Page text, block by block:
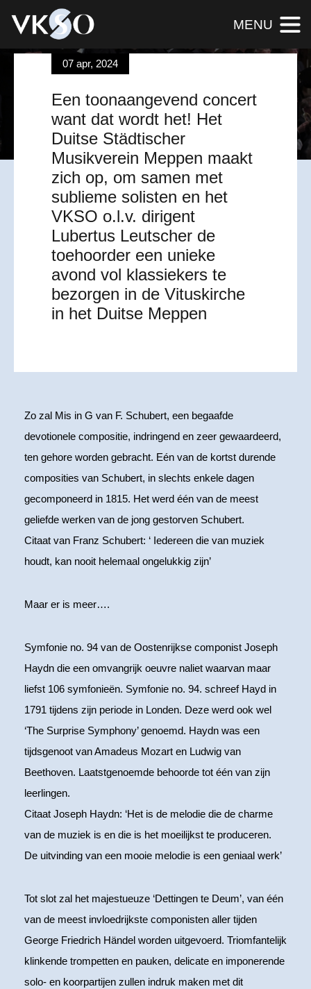
MENU
reserveer hier je ticket(s)
07 apr, 2024
Een toonaangevend concert
want dat wordt het! Het
Duitse Städtischer
Musikverein Meppen maakt
zich op, om samen met
sublieme solisten en het
VKSO o.l.v. dirigent
Lubertus Leutscher de
toehoorder een unieke
avond vol klassiekers te
bezorgen in de Vituskirche
in het Duitse Meppen
Zo zal Mis in G van F. Schubert, een begaafde
devotionele compositie, indringend en zeer gewaardeerd,
ten gehore worden gebracht. Eén van de kortst durende
composities van Schubert, in slechts enkele dagen
gecomponeerd in 1815. Het werd één van de meest
geliefde werken van de jong gestorven Schubert.
Citaat van Franz Schubert: ‘ Iedereen die van muziek
houdt, kan nooit helemaal ongelukkig zijn’
Maar er is meer….
Symfonie no. 94 van de Oostenrijkse componist Joseph
Haydn die een omvangrijk oeuvre naliet waarvan maar
liefst 106 symfonieën. Symfonie no. 94. schreef Hayd in
1791 tijdens zijn periode in Londen. Deze werd ook wel
‘The Surprise Symphony’ genoemd. Haydn was een
tijdsgenoot van Amadeus Mozart en Ludwig van
Beethoven. Laatstgenoemde behoorde tot één van zijn
leerlingen.
Citaat Joseph Haydn: ‘Het is de melodie die de charme
van de muziek is en die is het moeilijkst te produceren.
De uitvinding van een mooie melodie is een geniaal werk’
Tot slot zal het majestueuze ‘Dettingen te Deum’, van één
van de meest invloedrijkste componisten aller tijden
George Friedrich Händel worden uitgevoerd. Triomfantelijk
klinkende trompetten en pauken, delicate en imponerende
solo- en koorpartijen zullen indruk maken met dit